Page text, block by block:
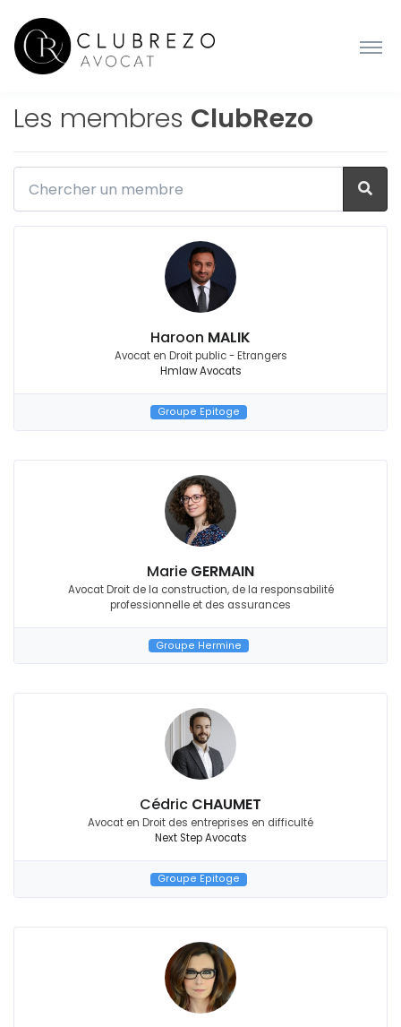
Les membres ClubRezo
Haroon MALIK
Avocat en Droit public - Etrangers
Hmlaw Avocats
Groupe Epitoge
Marie GERMAIN
Avocat Droit de la construction, de la responsabilité
professionnelle et des assurances
Groupe Hermine
Cédric CHAUMET
Avocat en Droit des entreprises en difficulté
Next Step Avocats
Groupe Epitoge